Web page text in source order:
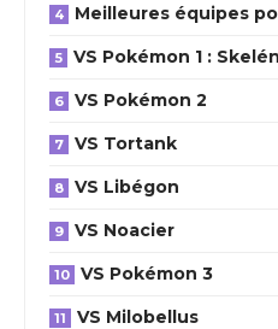
Meilleures équipes
VS Pokémon 1 :
VS Pokémon 2
VS Tortank
VS Libégon
VS Noacier
VS Pokémon 3
VS Milobellus